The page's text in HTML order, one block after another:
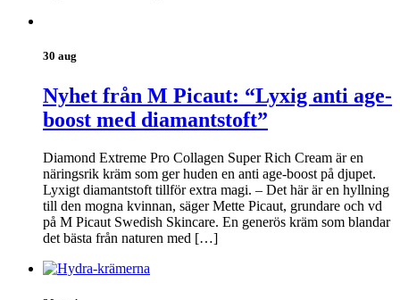
30 aug
Nyhet från M Picaut: “Lyxig anti age-
boost med diamantstoft”
Diamond Extreme Pro Collagen Super Rich Cream är en
näringsrik kräm som ger huden en anti age-boost på djupet.
Lyxigt diamantstoft tillför extra magi. – Det här är en hyllning
till den mogna kvinnan, säger Mette Picaut, grundare och vd
på M Picaut Swedish Skincare. En generös kräm som blandar
det bästa från naturen med […]